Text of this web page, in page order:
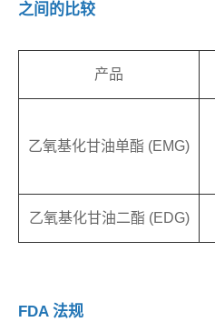
之间的比较
产品
乙氧基化甘油单酯 (EMG)
乙氧基化甘油二酯 (EDG)
FDA 法规